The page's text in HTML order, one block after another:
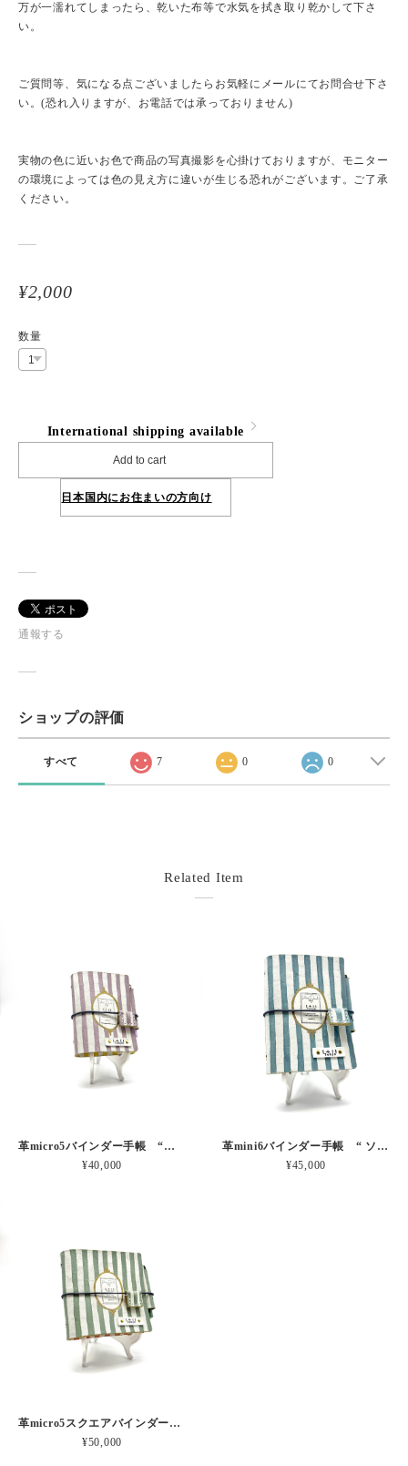
万が一濡れてしまったら、乾いた布等で水気を拭き取り乾かして下さ
い。
ご質問等、気になる点ございましたらお気軽にメールにてお問合せ下さ
い。(恐れ入りますが、お電話では承っておりません)
実物の色に近いお色で商品の写真撮影を心掛けておりますが、モニター
の環境によっては色の見え方に違いが生じる恐れがございます。ご了承
ください。
¥2,000
数量
International shipping available
Add to cart
日本国内にお住まいの方向け
通報する
ショップの評価
すべて 7 0 0
Related Item
革micro5バインダー手帳 “ブルーベリー・レモンシェイク 昼下がりのお茶会” 本革
¥40,000
革mini6バインダー手帳 “ ソーダ・セサミシェイク 昼下がりのお茶会” 本革
¥45,000
革micro5スクエアバインダー手帳 “ メロン・イチゴシェイク 昼下がりのお茶会” 本革
¥50,000